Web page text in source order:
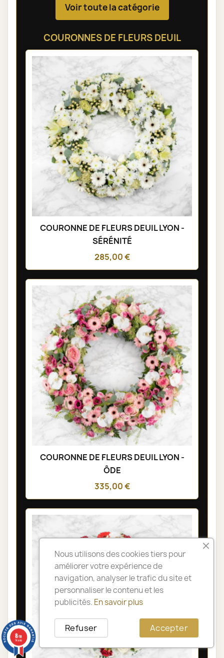
Voir toute la catégorie
COURONNES DE FLEURS DEUIL
COURONNE DE FLEURS DEUIL LYON -
SÉRÉNITÉ
285,00 €
COURONNE DE FLEURS DEUIL LYON -
ÔDE
335,00 €
Nous utilisons des cookies tiers pour
améliorer votre expérience de
navigation, analyser le trafic du site et
personnaliser le contenu et les
publicités. En savoir plus
Accepter
Refuser
8/10
14 avis